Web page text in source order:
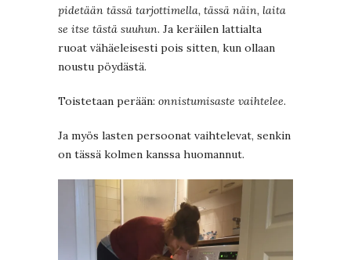
pidetään tässä tarjottimella, tässä näin, laita
se itse tästä suuhun. Ja keräilen lattialta
ruoat vähäeleisesti pois sitten, kun ollaan
noustu pöydästä.
Toistetaan perään: onnistumisaste vaihtelee.
Ja myös lasten persoonat vaihtelevat, senkin
on tässä kolmen kanssa huomannut.